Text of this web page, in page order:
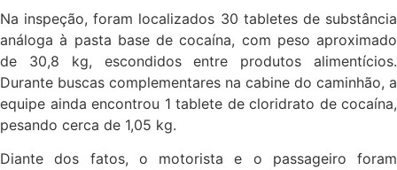
Na inspeção, foram localizados 30 tabletes de substância
análoga à pasta base de cocaína, com peso aproximado
de 30,8 kg, escondidos entre produtos alimentícios.
Durante buscas complementares na cabine do caminhão, a
equipe ainda encontrou 1 tablete de cloridrato de cocaína,
pesando cerca de 1,05 kg.
Diante dos fatos, o motorista e o passageiro foram